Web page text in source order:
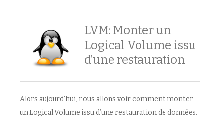
LVM: Monter un
Logical Volume issu
d’une restauration
Alors aujourd’hui, nous allons voir comment monter
un Logical Volume issu d’une restauration de données.